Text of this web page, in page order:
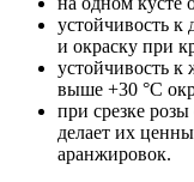
устойчивость к
и окраску при
устойчивость к
выше +30 °C
при срезке
делает их
аранжировок.